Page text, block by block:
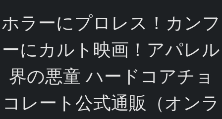
ホラーにプロレス！カンフ
ーにカルト映画！アパレル
界の悪童 ハードコアチョ
コレート公式通販（オンラ